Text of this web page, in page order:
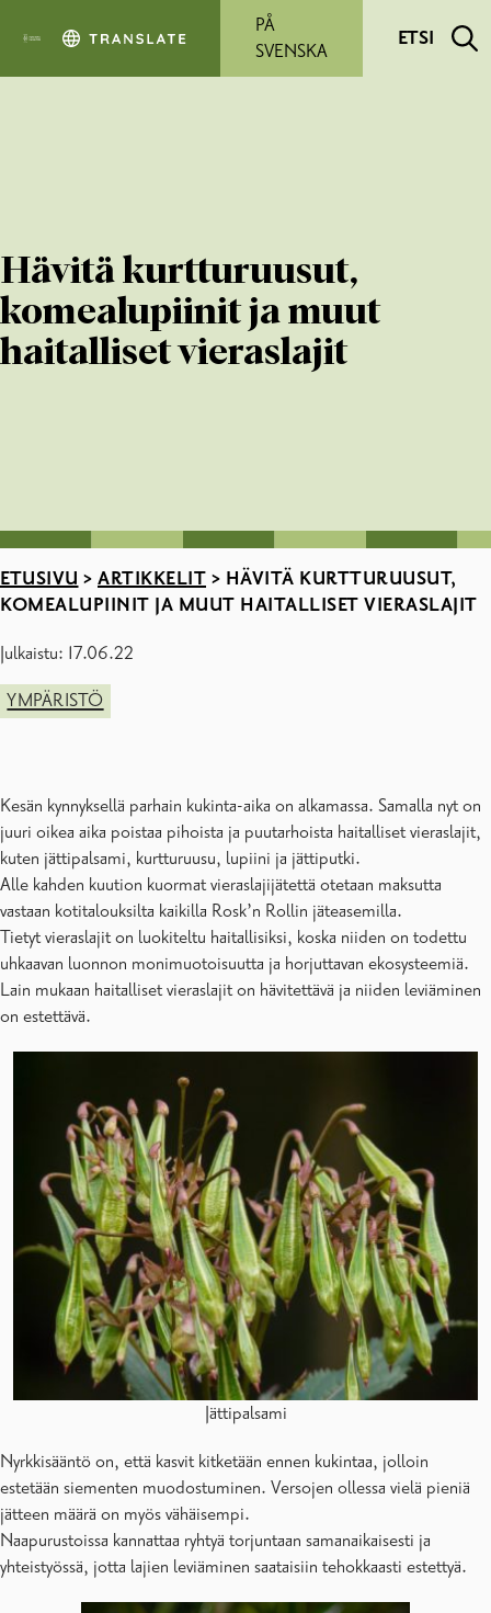
PÅ
SVENSKA
ETSI
Hävitä kurtturuusut,
komealupiinit ja muut
haitalliset vieraslajit
ETUSIVU > ARTIKKELIT > HÄVITÄ KURTTURUUSUT,
KOMEALUPIINIT JA MUUT HAITALLISET VIERASLAJIT
Julkaistu: 17.06.22
YMPÄRISTÖ
Kesän kynnyksellä parhain kukinta-aika on alkamassa. Samalla nyt on
juuri oikea aika poistaa pihoista ja puutarhoista haitalliset vieraslajit,
kuten jättipalsami, kurtturuusu, lupiini ja jättiputki.
Alle kahden kuution kuormat vieraslajijätettä otetaan maksutta
vastaan kotitalouksilta kaikilla Rosk’n Rollin jäteasemilla.
Tietyt vieraslajit on luokiteltu haitallisiksi, koska niiden on todettu
uhkaavan luonnon monimuotoisuutta ja horjuttavan ekosysteemiä.
Lain mukaan haitalliset vieraslajit on hävitettävä ja niiden leviäminen
on estettävä.
Jättipalsami
Nyrkkisääntö on, että kasvit kitketään ennen kukintaa, jolloin
estetään siementen muodostuminen. Versojen ollessa vielä pieniä
jätteen määrä on myös vähäisempi.
Naapurustoissa kannattaa ryhtyä torjuntaan samanaikaisesti ja
yhteistyössä, jotta lajien leviäminen saataisiin tehokkaasti estettyä.